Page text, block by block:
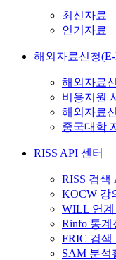
최신자료
인기자료
해외자료신청
해외자료
비용지원
해외자료
중국대학
RISS API 센터
RISS 검색
KOCW 강
WILL 연
Rinfo 통계
FRIC 검색
SAM 분석